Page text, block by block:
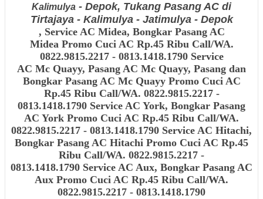
Kalimulya - Depok, Tukang Pasang AC di
Tirtajaya - Kalimulya - Jatimulya - Depok
, Service AC Midea, Bongkar Pasang AC
Midea Promo Cuci AC Rp.45 Ribu Call/WA.
0822.9815.2217 - 0813.1418.1790 Service
AC Mc Quayy, Pasang AC Mc Quayy, Pasang dan
Bongkar Pasang AC Mc Quayy Promo Cuci AC
Rp.45 Ribu Call/WA. 0822.9815.2217 -
0813.1418.1790 Service AC York, Bongkar Pasang
AC York Promo Cuci AC Rp.45 Ribu Call/WA.
0822.9815.2217 - 0813.1418.1790 Service AC Hitachi,
Bongkar Pasang AC Hitachi Promo Cuci AC Rp.45
Ribu Call/WA. 0822.9815.2217 -
0813.1418.1790 Service AC Aux, Bongkar Pasang AC
Aux Promo Cuci AC Rp.45 Ribu Call/WA.
0822.9815.2217 - 0813.1418.1790